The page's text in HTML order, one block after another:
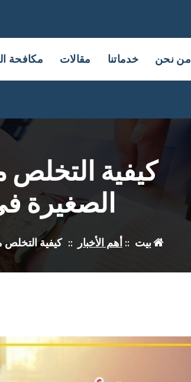
من نحن خدماتنا مقالات مكافحة
كيفية
الصغيرة
بيت ::أهم الأخبار :: كيفية